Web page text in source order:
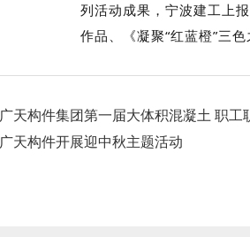
列活动成果，宁波建工上
作品、《凝聚“红蓝橙”三
广天构件集团第一届大体积混凝土 职工
广天构件开展迎中秋主题活动